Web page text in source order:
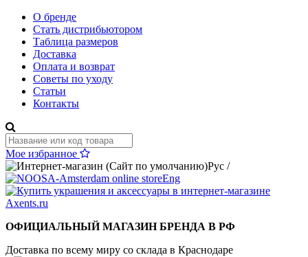
О бренде
Стать дистрибьютором
Таблица размеров
Доставка
Оплата и возврат
Советы по уходу
Статьи
Контакты
Мое избранное
Рус /
Eng
ОФИЦИАЛЬНЫЙ МАГАЗИН БРЕНДА В РФ
Доставка по всему миру со склада в Краснодаре